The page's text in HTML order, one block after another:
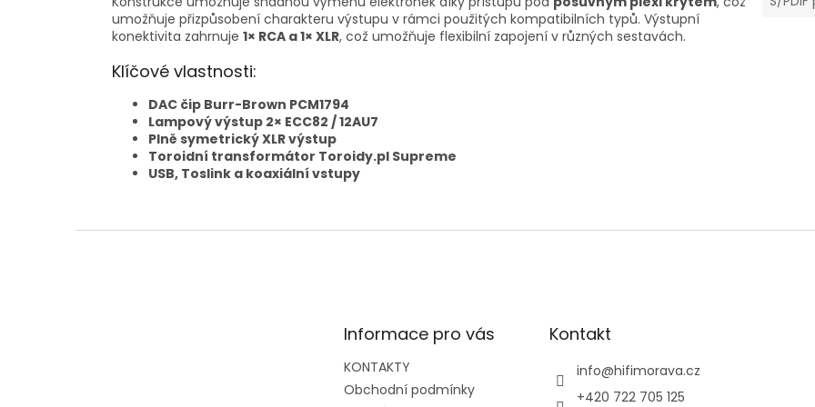
umožňuje přizpůsobení charakteru výstupu v rámci použitých kompatibilních typů. Výstupní
konektivita zahrnuje 1× RCA a 1× XLR, což umožňuje flexibilní zapojení v různých sestavách.
Klíčové vlastnosti:
DAC čip Burr-Brown PCM1794
Lampový výstup 2× ECC82 / 12AU7
Plně symetrický XLR výstup
Toroidní transformátor Toroidy.pl Supreme
USB, Toslink a koaxiální vstupy
Informace pro vás
KONTAKTY
Obchodní podmínky
Kontakt
info@hifimorava.cz
+420 722 705 125